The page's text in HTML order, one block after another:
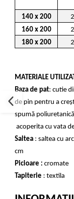
140 x 200
160 x 200
180 x 200
MATERIALE
Baza de pat: cutie
de pin pentru a
spumă
acoperita cu vata
Saltea : saltea cu
cm
Picioare : cromate
Tapiterie : textila